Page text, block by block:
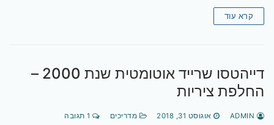
קרא עוד
דייהטסו שרייד אוטומטית שנת 2000 –
החלפת ציריות
אוגוסט 31, 2018 מדריכים